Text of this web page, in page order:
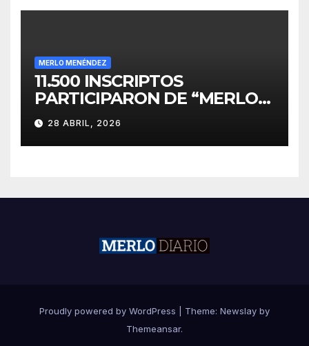
MERLO MENÉNDEZ
11.500 INSCRIPTOS
PARTICIPARON DE “MERLO
CORRE POR MALVINAS”
28 ABRIL, 2026
Proudly powered by WordPress Theme: Newslay by
Themeansar.